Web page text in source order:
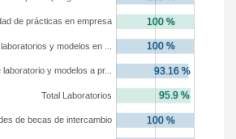
de becas de intercambio
Total Laboratorios
y modelos a pr...
y modelos en ...
de prácticas en empresa